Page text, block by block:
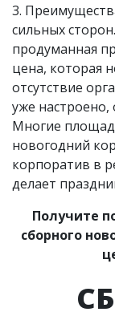
3.
сильных
продуманная
цена, которая
отсутствие
уже настроено,
Многие
новогодний
корпоратив в
делает
Получите
сборного